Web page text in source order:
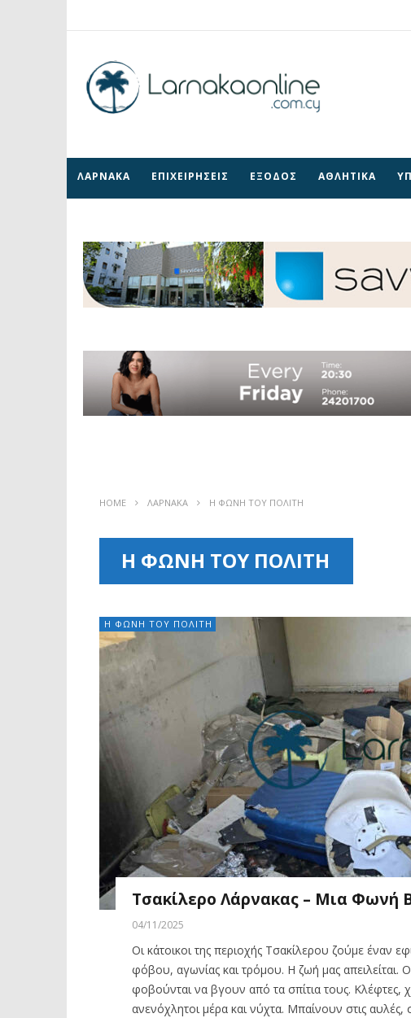
ΛΑΡΝΑΚΑ ΕΠΙΧΕΙΡΗΣΕΙΣ ΕΞΟΔΟΣ ΑΘΛΗΤΙΚΑ
HOME ΛΑΡΝΑΚΑ Η ΦΩΝΗ ΤΟΥ ΠΟΛΙΤΗ
Η ΦΩΝΗ ΤΟΥ ΠΟΛΙΤΗ
Η ΦΩΝΗ ΤΟΥ ΠΟΛΙΤΗ
Τσακίλερο Λάρνακας – Μια Φωνή
04/11/2025
Οι κάτοικοι της περιοχής Τσακίλερου ζούμε έναν
φόβου, αγωνίας και τρόμου. Η ζωή μας απειλείται.
φοβούνται να βγουν από τα σπίτια τους. Κλέφτες,
ανενόχλητοι μέρα και νύχτα. Μπαίνουν στις αυλές,